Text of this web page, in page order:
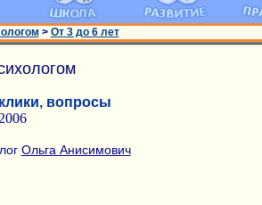
> От 3 до 6 лет
вопросы
Ольга Анисимович